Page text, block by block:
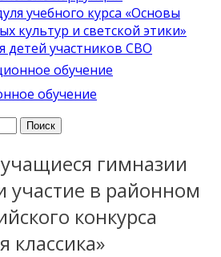
учебного курса «Основы
культур и светской этики»
детей участников СВО
обучение
обучение
гимназии
в районном
конкурса
классика»